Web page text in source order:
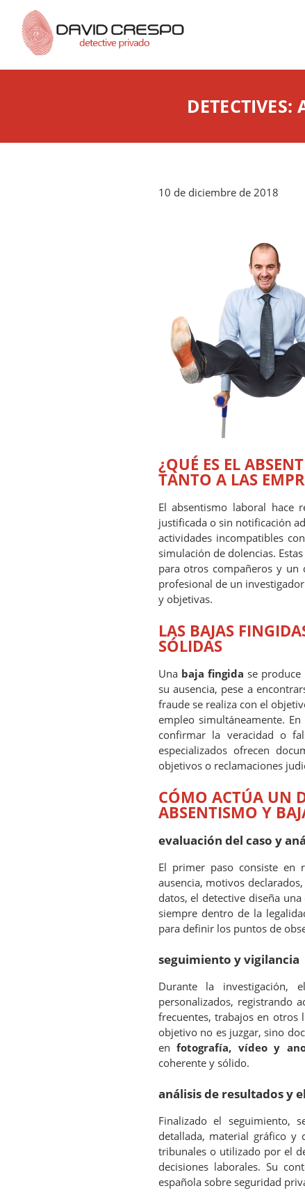
10 de diciembre de 2018
¿QUÉ ES EL
TANTO A LAS
El absentismo laboral hace
justificada o sin notificación
actividades incompatibles
simulación de dolencias.
para otros compañeros y
profesional de un
y objetivas.
LAS BAJAS
SÓLIDAS
Una baja fingida se
su ausencia, pese a
fraude se realiza con el
empleo simultáneamente.
confirmar la veracidad o
especializados ofrecen
objetivos o reclamaciones
CÓMO ACTÚA UN
ABSENTISMO Y
evaluación del caso y
El primer paso consiste en
ausencia, motivos
datos, el detective diseña
siempre dentro de la
para definir los puntos de
seguimiento y vigilancia
Durante la investigación,
personalizados, registrando
frecuentes, trabajos en otros
objetivo no es juzgar, sino
enfotografía, vídeo y
coherente y sólido.
análisis de resultados y
Finalizado el seguimiento,
detallada, material gráfico y
tribunales o utilizado por el
decisiones laborales. Su
española sobre seguridad